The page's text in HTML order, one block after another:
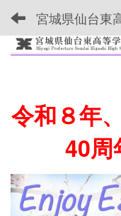
宮城県仙台東
令和８年
40周